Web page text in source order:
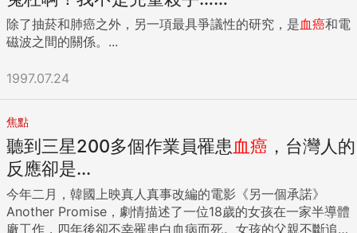
除了抽菸和肺癌之外，另一項最具爭議性的研究，是血癌和電
磁波之間的關係。...
1997.07.24
焦點
聽到三星200多個作業員罹患血癌 ，台灣人的
反應卻是...
今年二月，韓國上映真人真事改編的電影《另一個承諾》
Another Promise，劇情描述了一位18歲的女孩在一家半導體
廠工作，四年後卻不幸罹患白血病而死。女孩的父親不斷追